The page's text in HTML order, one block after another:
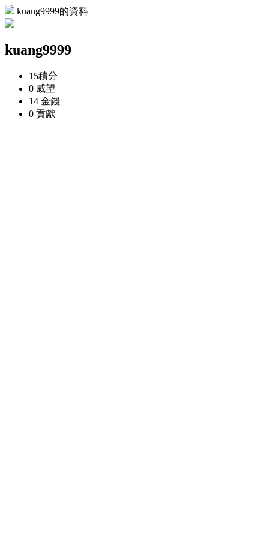
kuang9999的資料
kuang9999
15積分
0 威望
14 金錢
0 貢獻